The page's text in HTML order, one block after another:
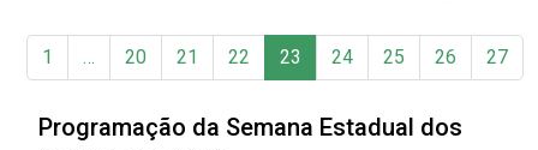
1 … 20 21 22 23 24 25 26 27
Programação da Semana Estadual dos